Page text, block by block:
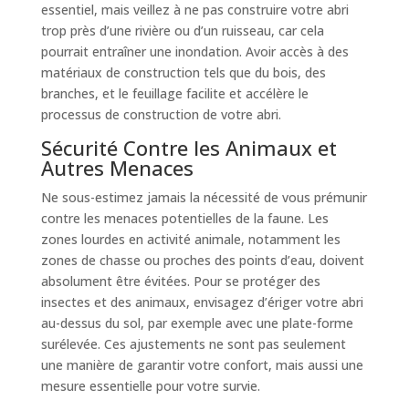
essentiel, mais veillez à ne pas construire votre abri
trop près d’une rivière ou d’un ruisseau, car cela
pourrait entraîner une inondation. Avoir accès à des
matériaux de construction tels que du bois, des
branches, et le feuillage facilite et accélère le
processus de construction de votre abri.
Sécurité Contre les Animaux et
Autres Menaces
Ne sous-estimez jamais la nécessité de vous prémunir
contre les menaces potentielles de la faune. Les
zones lourdes en activité animale, notamment les
zones de chasse ou proches des points d’eau, doivent
absolument être évitées. Pour se protéger des
insectes et des animaux, envisagez d’ériger votre abri
au-dessus du sol, par exemple avec une plate-forme
surélevée. Ces ajustements ne sont pas seulement
une manière de garantir votre confort, mais aussi une
mesure essentielle pour votre survie.